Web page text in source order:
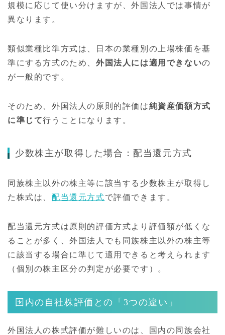
規模に応じて使い分けますが、外国法人では事情が
異なります。
類似業種比準方式は、日本の業種別の上場株価を基
準にする方式のため、 外国法人には適用できないの
が一般的です。
そのため、外国法人の原則的評価は純資産価額方式
に準じて行うことになります。
少数株主が取得した場合：配当還元方式
同族株主以外の株主等に該当する少数株主が取得し
た株式は、 配当還元方式で評価できます。
配当還元方式は原則的評価方式より評価額が低くな
ることが多く、外国法人でも同族株主以外の株主等
に該当する場合に準じて適用できると考えられます
（個別の株主区分の判定が必要です）。
国内の自社株評価との「3つの違い」
外国法人の株式評価が難しいのは、国内の同族会社